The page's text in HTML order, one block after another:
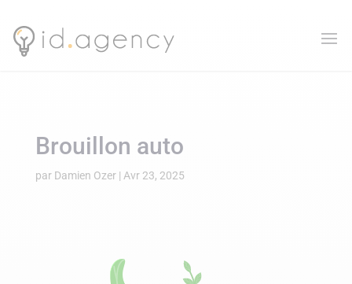
Brouillon auto
par Damien Ozer| Avr 23, 2025